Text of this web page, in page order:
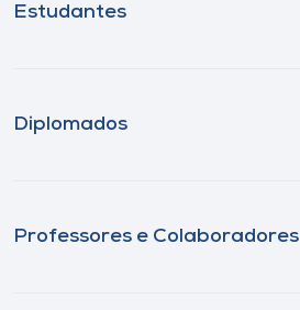
Estudantes
Diplomados
Professores e Colaboradores